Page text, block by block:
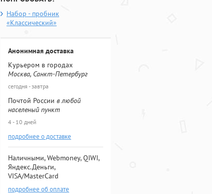
Набор - пробник
«Классический»
Анонимная доставка
Курьером в городах
Москва, Санкт-Петербург
сегодня - завтра
Почтой России в любой
населеный пункт
4 - 10 дней
подробнее о доставке
Наличными, Webmoney, QIWI,
Яндекс.Деньги,
VISA/MasterCard
подробнее об оплате